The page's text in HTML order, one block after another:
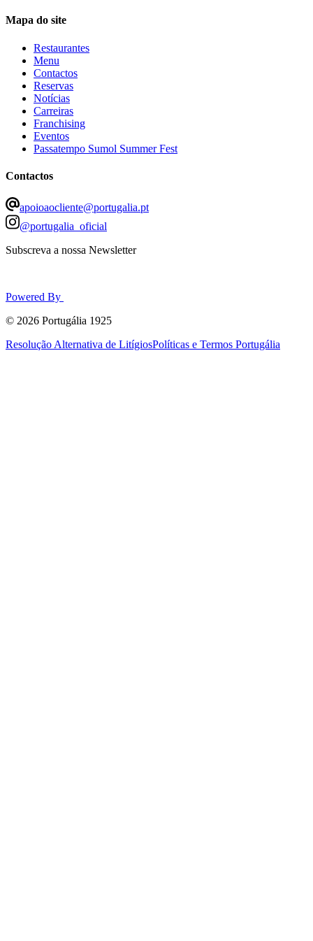
Mapa do site
Restaurantes
Menu
Contactos
Reservas
Notícias
Carreiras
Franchising
Eventos
Passatempo Sumol Summer Fest
Contactos
apoioaocliente@portugalia.pt
@portugalia_oficial
Subscreva a nossa Newsletter
Powered By
© 2026 Portugália 1925
Resolução Alternativa de LitígiosPolíticas e Termos Portugália